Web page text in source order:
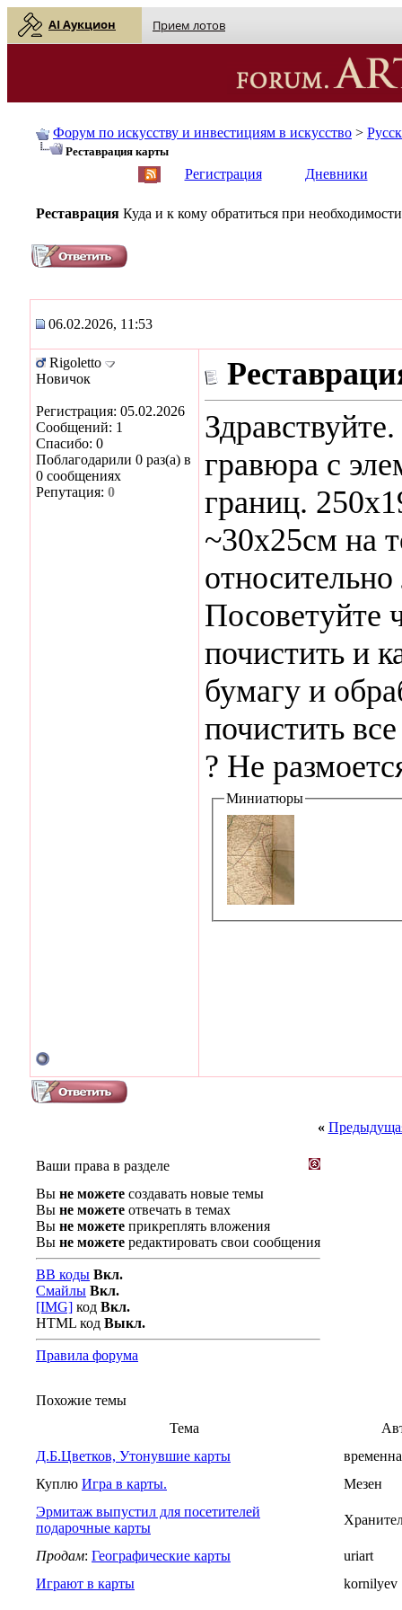
AI Аукцион Прием лотов
Форум по искусству и инвестициям в искусство >
Реставрация карты
Регистрация Дневники
Реставрация Куда и к кому обратиться при
06.02.2026, 11:53
Rigoletto
Новичок
Регистрация: 05.02.2026
Сообщений: 1
Спасибо: 0
Поблагодарили 0 раз(а) в
0 сообщениях
Репутация: 0
гравюра с
границ.
~30х25см на
Посоветуйте
почистить и
бумагу и
почистить
? Не
Миниатюры
«
Ваши права в разделе
Вы не можете создавать новые темы
Вы не можете отвечать в темах
Вы не можете прикреплять вложения
Вы не можете редактировать свои сообщения
BB коды Вкл.
Смайлы Вкл.
[IMG] код Вкл.
HTML код Выкл.
Правила форума
Похожие темы
Тема
Д.Б.Цветков, Утонувшие карты
Куплю Игра в карты.
Мезен
Эрмитаж выпустил для посетителей
подарочные карты
Продам: Географические карты
uriart
Играют в карты
kornilyev